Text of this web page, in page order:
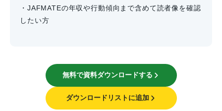
・JAFMATEの年収や行動傾向まで含めて読者像を確認
したい方
無料で資料ダウンロードする
ダウンロードリストに追加